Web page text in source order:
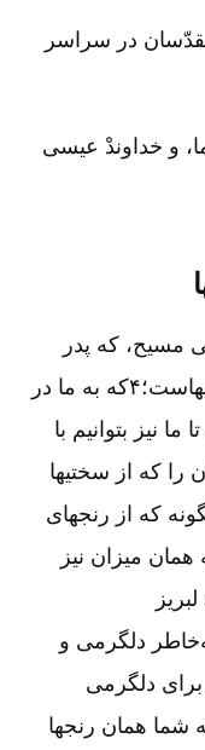
در سراسر
و خداوندْ عیسی
مسیح، که پدر
رحمتها و خدای بخشندۀ همۀ دلگرمیهاست؛۴که به ما در
نیز بتوانیم با
را که از سختیها
همانگونه که از رنجهای
میزان نیز
به‌خاطر دلگرمی و
دلگرمی
شما همان رنجها